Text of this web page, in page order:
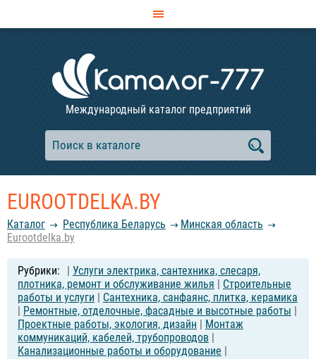
Международный каталог предприятий
EUROOTDELKA.BY
Каталог Республика Беларусь
Минская область
Eurootdelka.by
| Услуги электрика, сантехника, слесаря,
плотника, ремонт и обслуживание жилья | Строительные
работы и услуги | Сантехника, санфаянс, плитка, керамика
| Ремонтные, отделочные, фасадные и высотные работы |
Проектные работы, экология, дизайн | Монтаж
коммуникаций, кабелей, трубопроводов |
Канализационные работы и оборудование |